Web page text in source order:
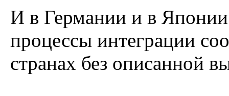
И в Германии и в Японии
процессы интеграции
странах без описанной